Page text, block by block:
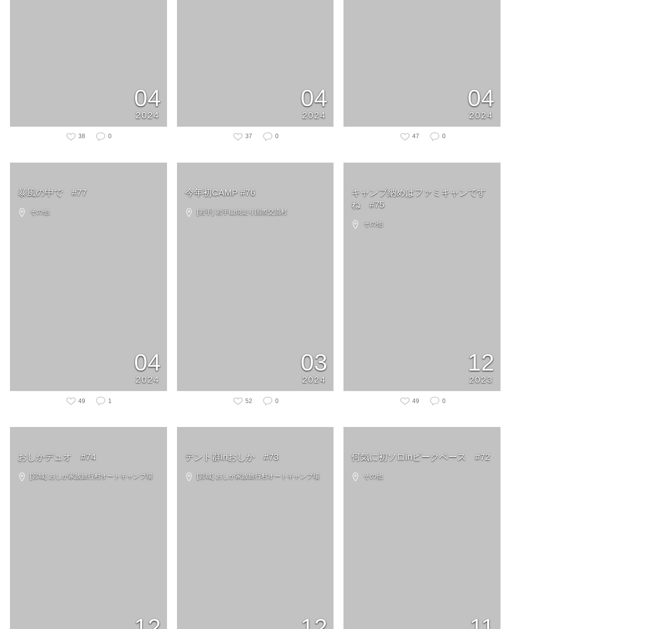
04
2024
38 0
04
2024
37 0
04
2024
47 0
暴風の中で #77
その他
04
2024
49 1
今年初CAMP #76
[岩手] 岩手山焼走り国際交流村
03
2024
52 0
キャンプ納めはファミキャンです
ね #75
その他
12
2023
49 0
おしかデュオ #74
[宮城] おしか家族旅行村オートキャンプ場
テント群inおしか #73
[宮城] おしか家族旅行村オートキャンプ場
何気に初ソロinピークベース #72
その他